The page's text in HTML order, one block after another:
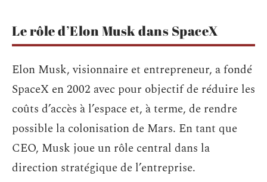
Le rôle d’Elon Musk dans SpaceX
Elon Musk, visionnaire et entrepreneur, a fondé
SpaceX en 2002 avec pour objectif de réduire les
coûts d’accès à l’espace et, à terme, de rendre
possible la colonisation de Mars. En tant que
CEO, Musk joue un rôle central dans la
direction stratégique de l’entreprise.